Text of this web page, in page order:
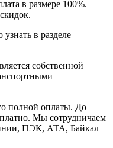
в размере 100%.
в разделе
собственной
полной оплаты. До
Мы сотрудничаем
ПЭК, АТА, Байкал